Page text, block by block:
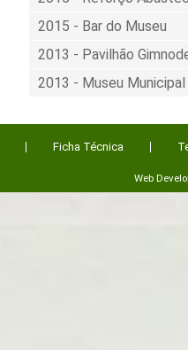
2015 - Bar do Museu
2013 - Pavilhão
2013 - Museu Municipal
Ficha Técnica
Web